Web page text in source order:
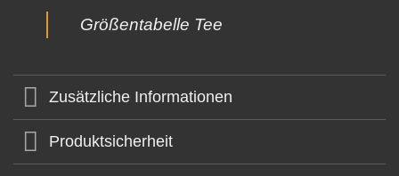
Größentabelle Tee
Zusätzliche Informationen
Produktsicherheit